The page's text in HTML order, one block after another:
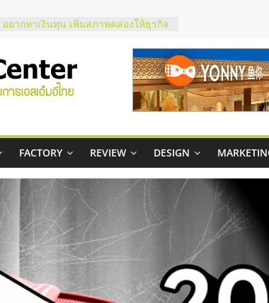
บริษัท Cybersecurity ในไทยที่ไหนดี?
วิธีเลือกผู้ให้บริการให้คุ้มค่าและตอบ
อยากหาเงินทุน เพิ่มสภาพคล่องให้ธุรกิจ
เริ่มยังไงให้ผ่านฉลุย
สัมมนาออนไลน์ โอกาสบริหารสถานี
บริการน้ำมัน Shell
ไชส์ ครั้งที่ 8
ร้านเครื่องเสียงคุณภาพสูง พร้อม
โซลูชันระบบภาพและเสียง
FACTORY REVIEW DESIGN